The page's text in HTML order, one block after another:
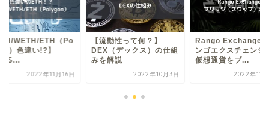
WETH/ETH（Po
）色違い!?】
2022年11月16日
【流動性って何？】
DEX（デックス）の仕組
みを解説
2022年10月3日
Rango Exchange
ンゴエクスチェンジ
仮想通貨をブ...
2022年11